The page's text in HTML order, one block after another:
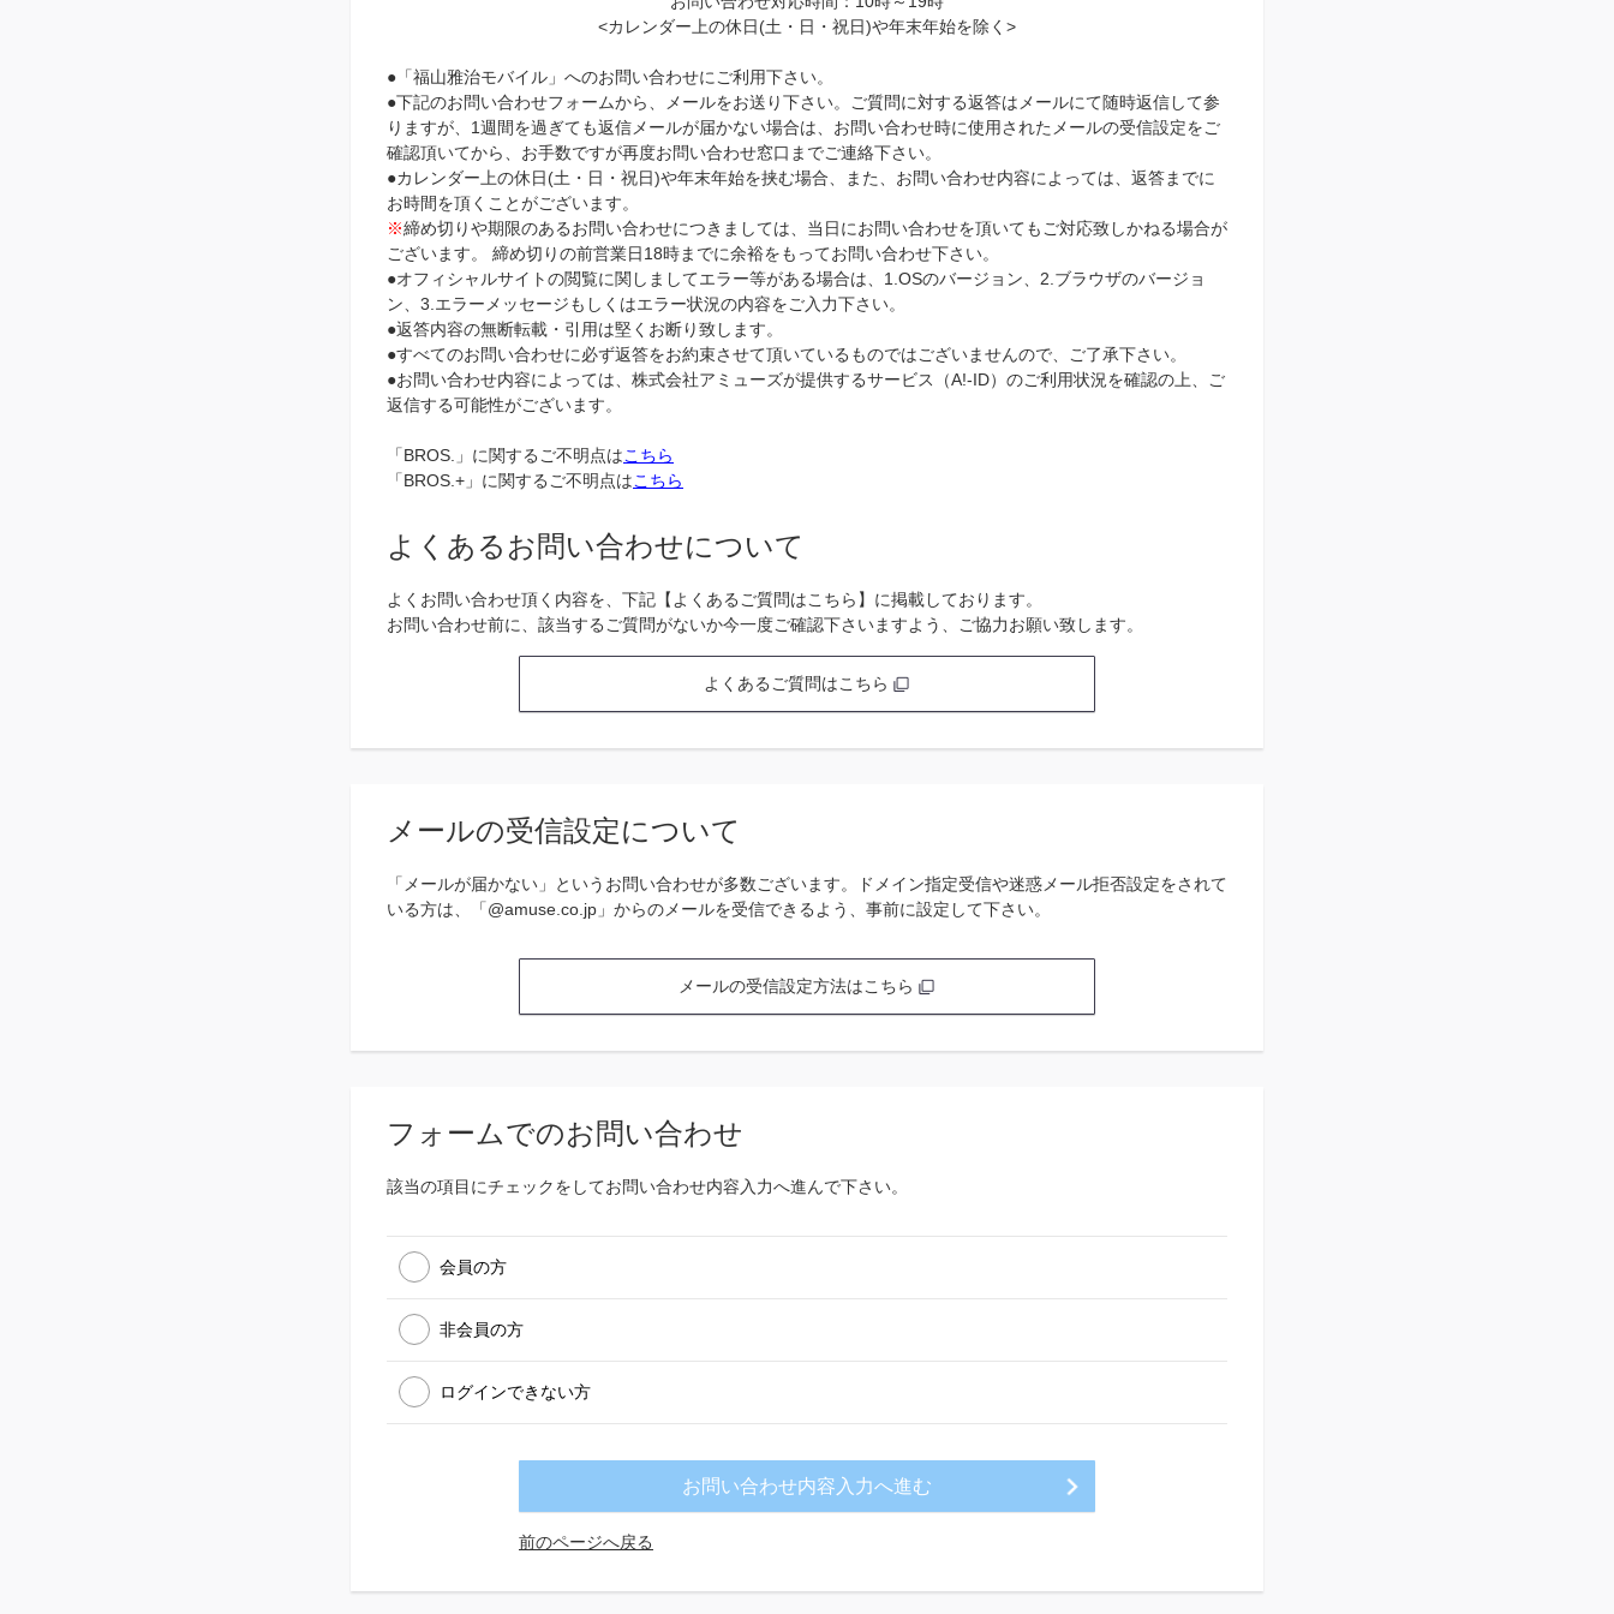
<カレンダー上の休日(土・日・祝日)や年末年始を除く>
●「福山雅治モバイル」へのお問い合わせにご利用下さい。
●下記のお問い合わせフォームから、メールをお送り下さい。ご質問に対する返答はメールにて随時返信して参
りますが、1週間を過ぎても返信メールが届かない場合は、お問い合わせ時に使用されたメールの受信設定をご
確認頂いてから、お手数ですが再度お問い合わせ窓口までご連絡下さい。
●カレンダー上の休日(土・日・祝日)や年末年始を挟む場合、また、お問い合わせ内容によっては、返答までに
お時間を頂くことがございます。
※締め切りや期限のあるお問い合わせにつきましては、当日にお問い合わせを頂いてもご対応致しかねる場合が
ございます。 締め切りの前営業日18時までに余裕をもってお問い合わせ下さい。
●オフィシャルサイトの閲覧に関しましてエラー等がある場合は、1.OSのバージョン、2.ブラウザのバージョ
ン、3.エラーメッセージもしくはエラー状況の内容をご入力下さい。
●返答内容の無断転載・引用は堅くお断り致します。
●すべてのお問い合わせに必ず返答をお約束させて頂いているものではございませんので、ご了承下さい。
●お問い合わせ内容によっては、株式会社アミューズが提供するサービス（A!-ID）のご利用状況を確認の上、ご
返信する可能性がございます。
「BROS.」に関するご不明点はこちら
「BROS.+」に関するご不明点はこちら
よくあるお問い合わせについて
よくお問い合わせ頂く内容を、下記【よくあるご質問はこちら】に掲載しております。
お問い合わせ前に、該当するご質問がないか今一度ご確認下さいますよう、ご協力お願い致します。
よくあるご質問はこちら
メールの受信設定について
「メールが届かない」というお問い合わせが多数ございます。ドメイン指定受信や迷惑メール拒否設定をされて
いる方は、「@amuse.co.jp」からのメールを受信できるよう、事前に設定して下さい。
メールの受信設定方法はこちら
フォームでのお問い合わせ
該当の項目にチェックをしてお問い合わせ内容入力へ進んで下さい。
会員の方
非会員の方
ログインできない方
前のページへ戻る